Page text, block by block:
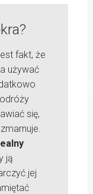
fakt, że
używać
się,
ją
jej